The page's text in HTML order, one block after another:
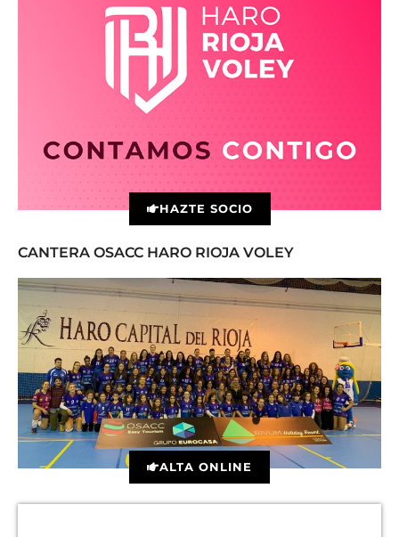
HAZTE SOCIO
CANTERA OSACC HARO RIOJA VOLEY
ALTA ONLINE